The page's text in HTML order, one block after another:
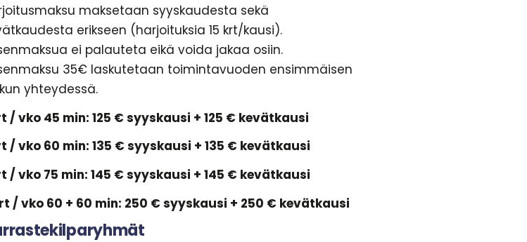
maksetaan syyskaudesta sekä
erikseen (harjoituksia 15 krt/kausi).
ei palauteta eikä voida jakaa osiin.
35€ laskutetaan toimintavuoden ensimmäisen
yhteydessä.
/ vko 45 min: 125 € syyskausi + 125 € kevätkausi
/ vko 60 min: 135 € syyskausi + 135 € kevätkausi
/ vko 75 min: 145 € syyskausi + 145 € kevätkausi
/ vko 60 + 60 min: 250 € syyskausi + 250 € kevätkausi